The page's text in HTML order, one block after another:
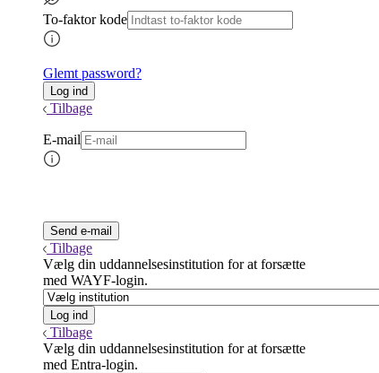
To-faktor kode
Glemt password?
Tilbage
E-mail
Tilbage
Vælg din uddannelsesinstitution for at forsætte
med WAYF-login.
Tilbage
Vælg din uddannelsesinstitution for at forsætte
med Entra-login.